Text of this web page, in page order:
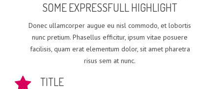
SOME EXPRESSFULL HIGHLIGHT
Donec ullamcorper augue eu nisl commodo, et lobortis
nunc pretium. Phasellus efficitur, ipsum vitae posuere
facilisis, quam erat elementum dolor, sit amet pharetra
risus sem at nunc.
TITLE